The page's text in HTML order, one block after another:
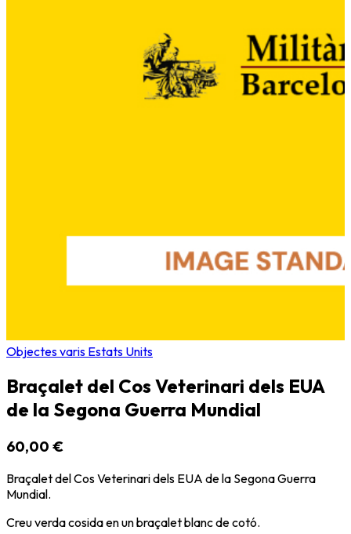
Objectes varis Estats Units
Braçalet del Cos Veterinari dels EUA
de la Segona Guerra Mundial
60,00 €
Braçalet del Cos Veterinari dels EUA de la Segona Guerra
Mundial.
Creu verda cosida en un braçalet blanc de cotó.